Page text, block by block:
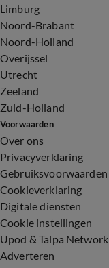
Limburg
Noord-Brabant
Noord-Holland
Overijssel
Utrecht
Zeeland
Zuid-Holland
Voorwaarden
Over ons
Privacyverklaring
Gebruiksvoorwaarden
Cookieverklaring
Digitale diensten
Cookie instellingen
Upod & Talpa Network
Adverteren